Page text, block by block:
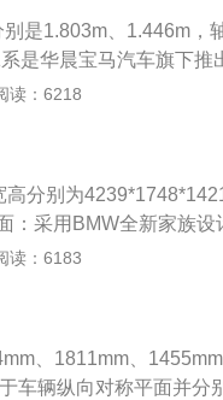
和的4.4升双涡轮增压V8
大功率分别为258马力
是1.803m、1.446m，
是华晨宝马汽车旗下推
是家族式的设计，前脸
轮增压发动机，其中
四缸发动机。
读：6218
分别为
：采用BMW全新家族设
蜂窝状中网造型。2、
136马力，峰值扭矩220
功率192马力，峰值扭矩
读：6183
、1811mm、
车辆纵向对称平面并分